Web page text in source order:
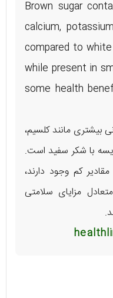
Brown sugar
calcium,
compared to
while present in
some health
بیشتری مانند کلسیم،
با شکر سفید است.
کم وجود دارند،
مزایای سلامتی